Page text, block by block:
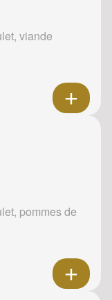
viande
pommes de